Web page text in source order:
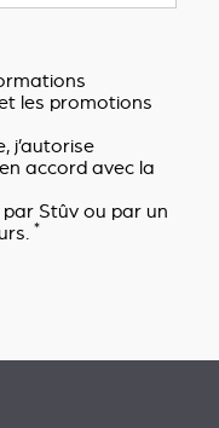
les promotions
j’autorise
accord avec la
Stûv ou par un
*